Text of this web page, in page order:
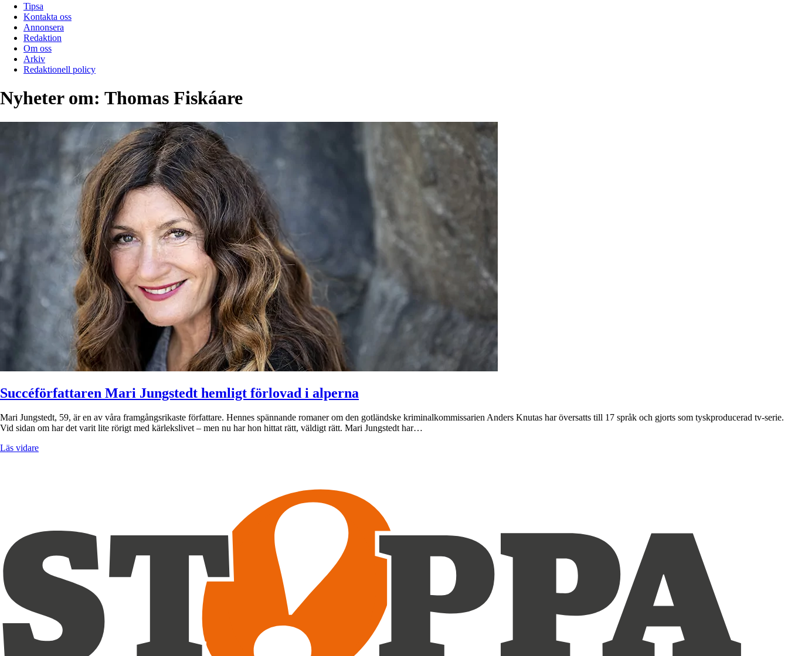
Tipsa
Kontakta oss
Annonsera
Redaktion
Om oss
Arkiv
Redaktionell policy
Nyheter om: Thomas Fiskáare
Succéförfattaren Mari Jungstedt hemligt förlovad i alperna
Mari Jungstedt, 59, är en av våra framgångsrikaste författare. Hennes spännande romaner om den gotländske kriminalkommissarien Anders Knutas har översatts till 17 språk och gjorts som tyskproducerad tv-serie.
Vid sidan om har det varit lite rörigt med kärlekslivet – men nu har hon hittat rätt, väldigt rätt. Mari Jungstedt har…
Läs vidare